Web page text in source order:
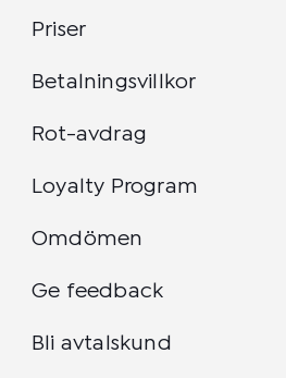
Priser
Betalningsvillkor
Rot-avdrag
Loyalty Program
Omdömen
Ge feedback
Bli avtalskund